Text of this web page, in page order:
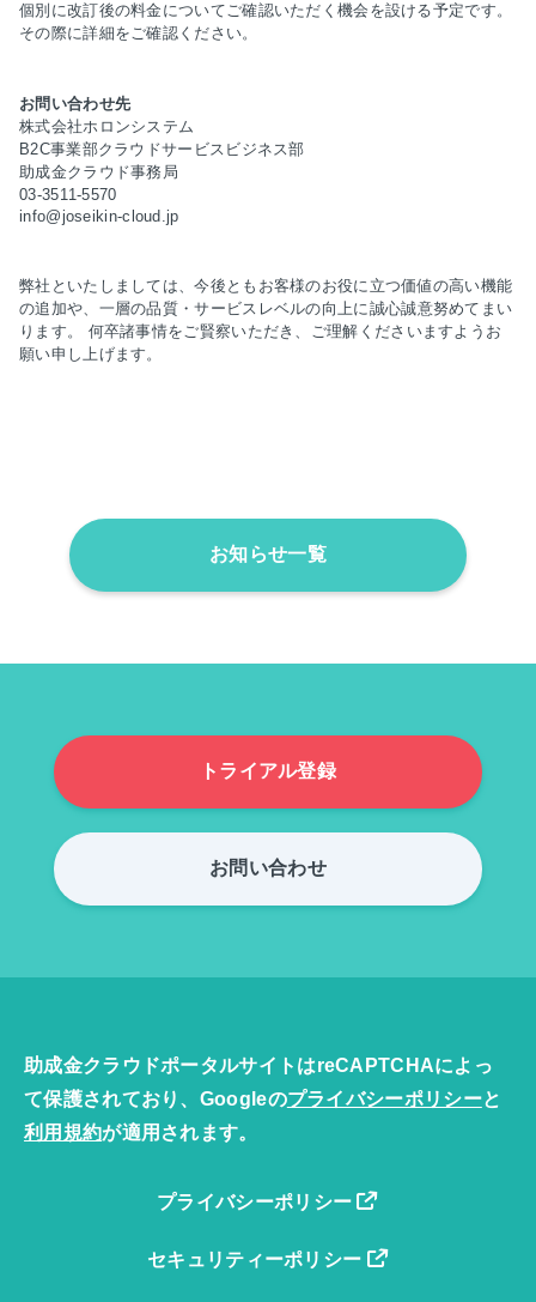
個別に改訂後の料金についてご確認いただく機会を設ける予定です。
その際に詳細をご確認ください。
お問い合わせ先
株式会社ホロンシステム
B2C事業部クラウドサービスビジネス部
助成金クラウド事務局
03-3511-5570
info@joseikin-cloud.jp
弊社といたしましては、今後ともお客様のお役に立つ価値の高い機能
の追加や、 一層の品質・サービスレベルの向上に誠心誠意努めてまい
ります。
何卒諸事情をご賢察いただき、ご理解くださいますようお
願い申し上げます。
お知らせ一覧
トライアル登録
お問い合わせ
助成金クラウドポータルサイトはreCAPTCHAによっ
て保護されており、Googleのプライバシーポリシーと
利用規約が適用されます。
プライバシーポリシー
セキュリティーポリシー